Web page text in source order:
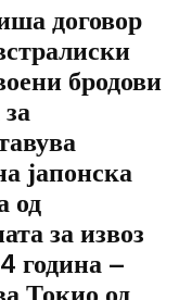
договор
бродови
јапонска
од
за извоз
година –
Токио од